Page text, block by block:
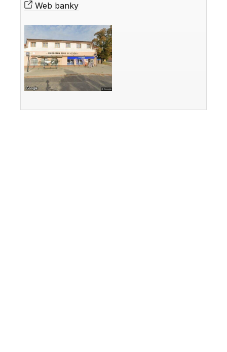
Web banky